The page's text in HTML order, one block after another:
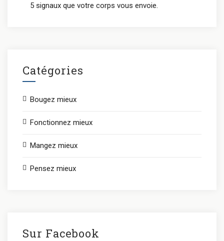
5 signaux que votre corps vous envoie.
Catégories
Bougez mieux
Fonctionnez mieux
Mangez mieux
Pensez mieux
Sur Facebook